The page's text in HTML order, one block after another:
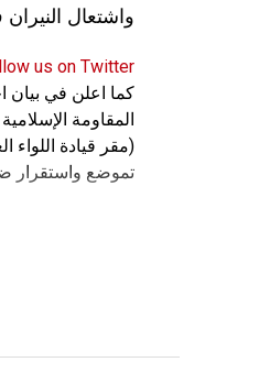
واشتعال النيران
us on Twitter
كما اعلن في بيان
تموضع واستقرار